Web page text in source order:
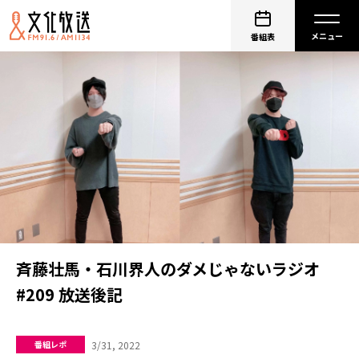
番組表
斉藤壮馬・石川界人のダメじゃないラジオ
#209 放送後記
番組レポ 3/31, 2022